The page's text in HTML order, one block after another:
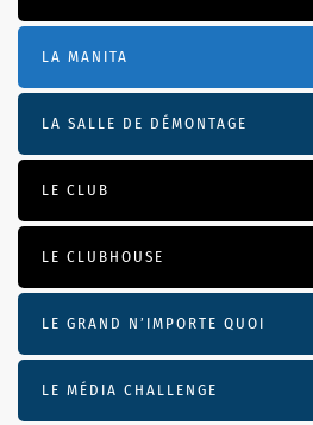
LA MANITA
LA SALLE DE DÉMONTAGE
LE CLUB
LE CLUBHOUSE
LE GRAND N’IMPORTE QUOI
LE MÉDIA CHALLENGE